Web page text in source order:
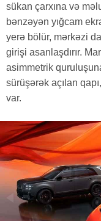
sükan çarxına və
bənzəyən yığcam
yerə bölür, mərkəzi
girişi asanlaşdırır.
asimmetrik
sürüşərək açılan
var.